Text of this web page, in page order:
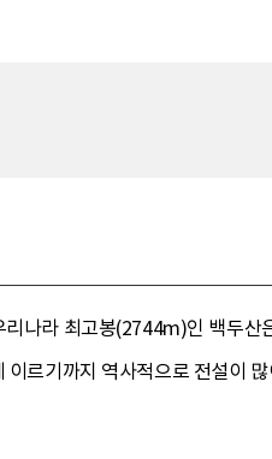
나라 최고봉(2744m)인 백두
이르기까지 역사적으로 전설이